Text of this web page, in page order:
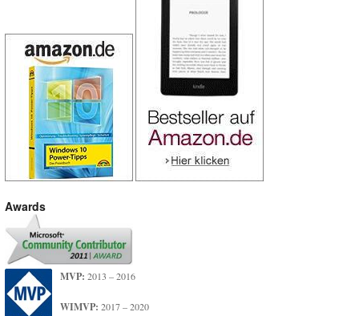
Awards
MVP: 2013 – 2016
WIMVP: 2017 – 2020